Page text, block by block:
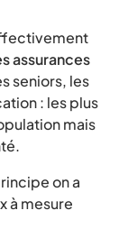
assurances
seniors, les
: les plus
mais
on a
à mesure